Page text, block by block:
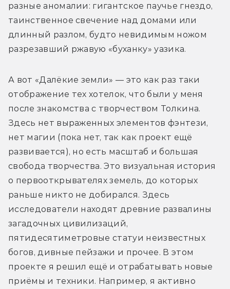
разные аномалии: гигантское паучье гнездо,
таинственное свечение над домами или
длинный разлом, будто невидимым ножом
разрезавший ржавую «буханку» уазика.
А вот «Далёкие земли» — это как раз таки
отображение тех хотелок, что были у меня
после знакомства с творчеством Толкина.
Здесь нет выраженных элементов фэнтези,
нет магии (пока нет, так как проект ещё
развивается), но есть масштаб и большая
свобода творчества. Это визуальная история
о первооткрывателях земель, до которых
раньше никто не добирался. Здесь
исследователи находят древние развалины
загадочных цивилизаций,
пятидесятиметровые статуи неизвестных
богов, дивные пейзажи и прочее. В этом
проекте я решил ещё и отрабатывать новые
приёмы и техники. Например, я активно